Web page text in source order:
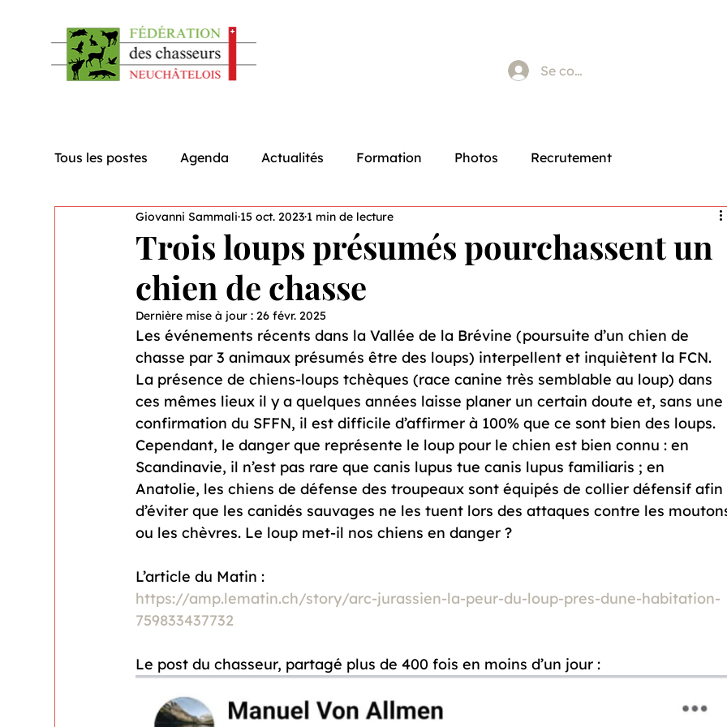
Se connecter
Tous les postes Agenda Actualités Formation Photos Recrutement
Trois loups présumés pourchassent un
chien de chasse
Giovanni Sammali 15 oct. 2023 1 min de lecture
Dernière mise à jour :26 févr. 2025
Les événements récents dans la Vallée de la Brévine (poursuite d’un chien de
chasse par 3 animaux présumés être des loups) interpellent et inquiètent la FCN.
La présence de chiens-loups tchèques (race canine très semblable au loup) dans
ces mêmes lieux il y a quelques années laisse planer un certain doute et, sans une
confirmation du SFFN, il est difficile d’affirmer à 100% que ce sont bien des loups.
Cependant, le danger que représente le loup pour le chien est bien connu : en
Scandinavie, il n’est pas rare que canis lupus tue canis lupus familiaris ; en
Anatolie, les chiens de défense des troupeaux sont équipés de collier défensif afin
d’éviter que les canidés sauvages ne les tuent lors des attaques contre les
ou les chèvres. Le loup met-il nos chiens en danger ?
https://amp.lematin.ch/story/arc-jurassien-la-peur-du-loup-pres-dune-habitation-
759833437732
Le post du chasseur, partagé plus de 400 fois en moins d’un jour :